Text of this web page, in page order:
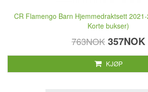
CR Flamengo Barn Hjemmedraktsett
Korte bukser)
763NOK 357NOK
KJØP